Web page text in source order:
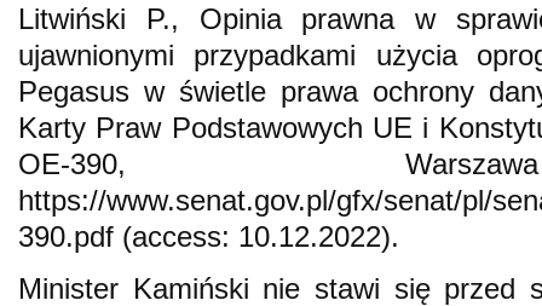
Litwiński P., Opinia prawna w
ujawnionymi przypadkami użycia
Pegasus w świetle prawa ochrony
Karty Praw Podstawowych UE i
OE-390,
https://www.senat.gov.pl/gfx/senat/pl/
390.pdf (access: 10.12.2022).
Minister Kamiński nie stawi się przed